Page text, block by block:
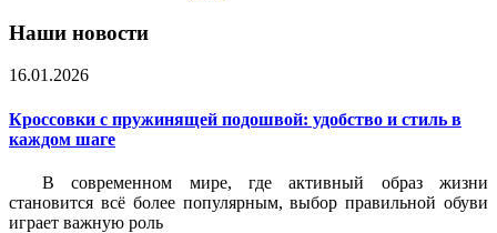
Наши новости
16.01.2026
Кроссовки с пружинящей подошвой: удобство и стиль в
каждом шаге
В современном мире, где активный образ жизни
становится всё более популярным, выбор правильной обуви
играет важную роль